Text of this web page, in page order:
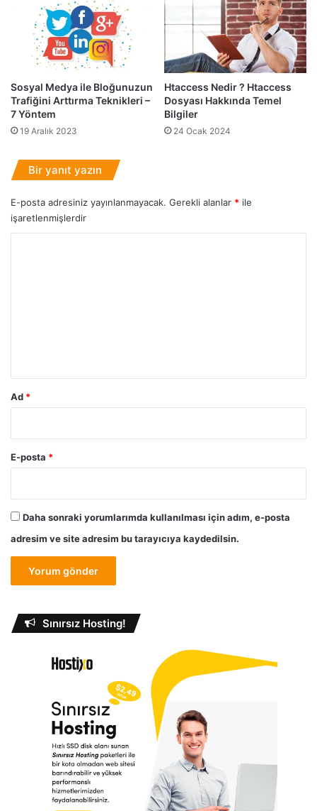
Ö
r
n
e
e
i
e
S
E
O
z
e
n
Sosyal Medya ile Bloğunuzun
Trafiğini Arttırma Teknikleri –
7 Yöntem
19 Aralık 2023
Htaccess Nedir ? Htaccess
Dosyası Hakkında Temel
Bilgiler
24 Ocak 2024
Bir yanıt yazın
E-posta adresiniz yayınlanmayacak. Gerekli alanlar * ile
işaretlenmişlerdir
Ad *
E-posta *
Daha sonraki yorumlarımda kullanılması için adım, e-posta
adresim ve site adresim bu tarayıcıya kaydedilsin.
Sınırsız Hosting!